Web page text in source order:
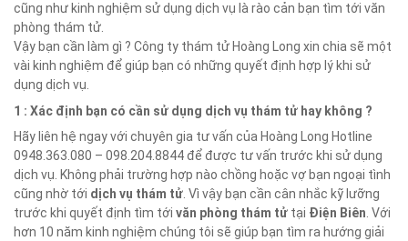
cũng như kinh nghiệm sử dụng dịch vụ là rào cản bạn tìm tới văn
phòng thám tử.
Vậy bạn cần làm gì ? Công ty thám tử Hoàng Long xin chia sẽ một
vài kinh nghiệm để giúp bạn có những quyết định hợp lý khi sử
dụng dịch vụ.
1 : Xác định bạn có cần sử dụng dịch vụ thám tử hay không ?
Hãy liên hệ ngay với chuyên gia tư vấn của Hoàng Long Hotline
0948.363.080 – 098.204.8844 để được tư vấn trước khi sử dụng
dịch vụ. Không phải trường hợp nào chồng hoặc vợ bạn ngoại tình
cũng nhờ tới dịch vụ thám tử . Vì vậy bạn cần cân nhắc kỹ lưỡng
trước khi quyết định tìm tới văn phòng thám tử tại Điện Biên . Với
hơn 10 năm kinh nghiệm chúng tôi sẽ giúp bạn tìm ra hướng giải